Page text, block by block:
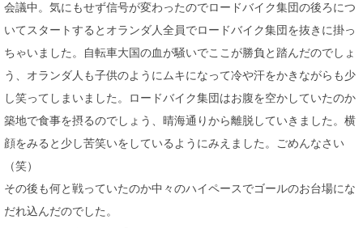
会議中。気にもせず信号が変わったのでロードバイク集団の後ろにつ
いてスタートするとオランダ人全員でロードバイク集団を抜きに掛っ
ちゃいました。自転車大国の血が騒いでここが勝負と踏んだのでしょ
う、オランダ人も子供のようにムキになって冷や汗をかきながらも少
し笑ってしまいました。ロードバイク集団はお腹を空かしていたのか
築地で食事を摂るのでしょう、晴海通りから離脱していきました。横
顔をみると少し苦笑いをしているようにみえました。ごめんなさい
（笑）
その後も何と戦っていたのか中々のハイペースでゴールのお台場にな
だれ込んだのでした。